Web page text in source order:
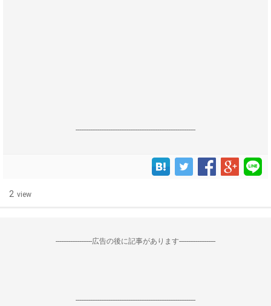
------------------------------------------------------------------
2 view
--------------------広告の後に記事があります--------------------
------------------------------------------------------------------